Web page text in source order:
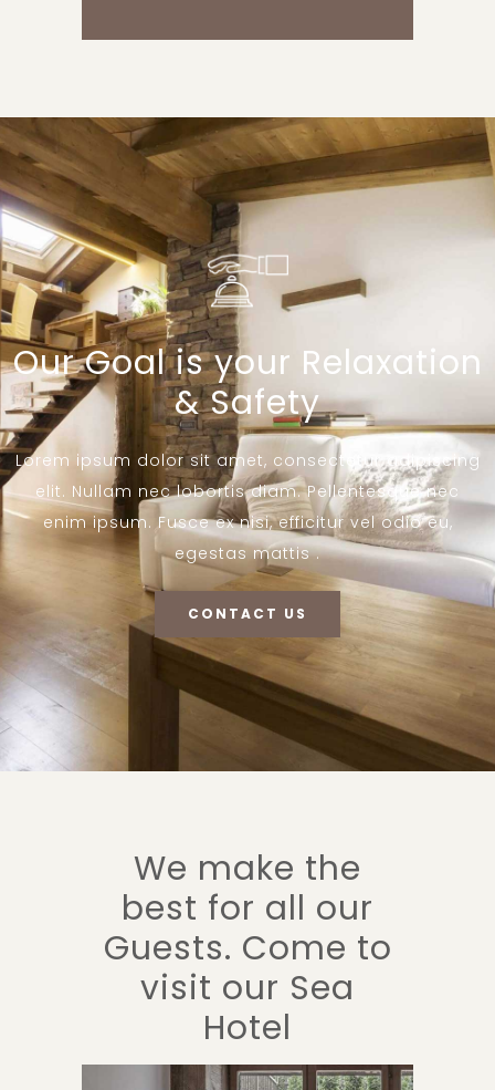
Our Goal is your Relaxation
& Safety
Lorem ipsum dolor sit amet, consectetur adipiscing
elit. Nullam nec lobortis diam. Pellentesque nec
enim ipsum. Fusce ex nisi, efficitur vel odio eu,
egestas mattis .
CONTACT US
We make the
best for all our
Guests. Come to
visit our Sea
Hotel